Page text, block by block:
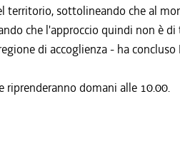
territorio, sottolineando che al
che l'approccio quindi non è
di accoglienza - ha
riprenderanno domani alle 10.00.